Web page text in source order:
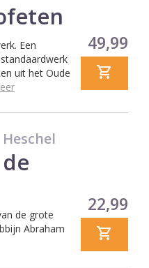
Een
uit het Oude
Prijs
49,99
de grote
Abraham
Prijs
22,99